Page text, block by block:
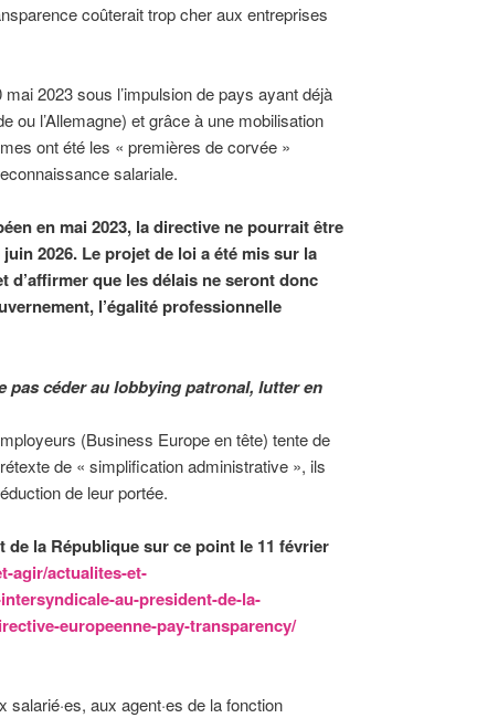
coûterait trop cher aux entreprises
2023 sous l’impulsion de pays ayant déjà
ou l’Allemagne) et grâce à une mobilisation
ont été les « premières de corvée »
salariale.
en mai 2023, la directive ne pourrait être
2026. Le projet de loi a été mis sur la
d’affirmer que les délais ne seront donc
l’égalité professionnelle
pas céder au lobbying patronal, lutter en
(Business Europe en tête) tente de
de « simplification administrative », ils
de leur portée.
de la République sur ce point le 11 février
agir/actualites-et-
au-president-de-la-
europeenne-pay-transparency/
aux agent·es de la fonction